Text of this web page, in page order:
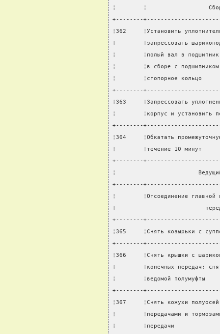
¦        ¦
+--------
¦362     ¦Установить
¦        ¦запрессовать
¦        ¦полый вал в
¦        ¦в сборе с
¦        ¦стопорное
+--------
¦363     ¦Запрессовать
¦        ¦корпус и
+--------
¦364     ¦Обкатать
¦        ¦течение 10
+--------
¦
+--------
¦        ¦Отсоединение
¦
+--------
¦365     ¦Снять козырьки с
+--------
¦366     ¦Снять крышки с
¦        ¦конечных передач;
¦        ¦ведомой
+--------
¦367     ¦Снять кожухи
¦        ¦передачами и
¦        ¦передачи